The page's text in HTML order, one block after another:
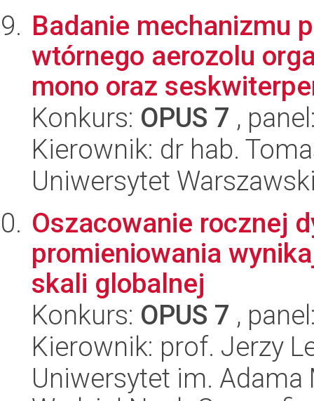
Badanie mechanizmu
wtórnego aerozolu
mono oraz
Konkurs: OPUS 7 ,
Kierownik: dr hab.
Uniwersytet
Oszacowanie rocznej
promieniowania
skali globalnej
Konkurs: OPUS 7 ,
Kierownik: prof. Jerzy
Uniwersytet im.